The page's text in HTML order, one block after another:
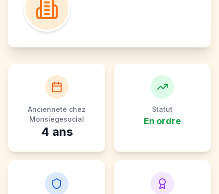
Ancienneté chez
Monsiegesocial
4 ans
Statut
En ordre